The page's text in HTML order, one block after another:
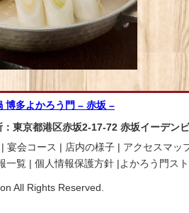
東京都港区赤坂2-17-72 赤坂イーデン
宴会コース | 店内の様子 | アクセスマッ
一覧 | 個人情報保護方針 |よかろう門ス
All Rights Reserved.